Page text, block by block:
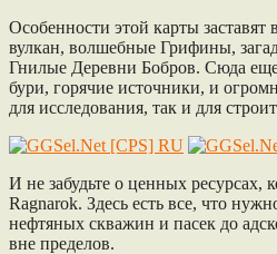
Особенности этой карты
вулкан, волшебные Грифины,
Гнилые Деревни Бобров. Сюда
бури, горячие источники, и
для исследования, так и для
И не забудьте о ценных ресурсах,
Ragnarok. Здесь есть все, что
нефтяных скважин и пасек до
вне пределов.